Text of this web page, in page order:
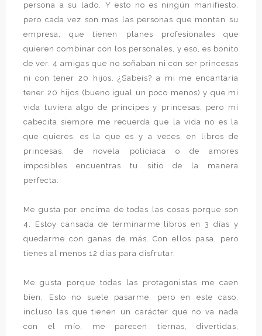
persona a su lado. Y esto no es ningún manifiesto,
pero cada vez son mas las personas que montan su
empresa, que tienen planes profesionales que
quieren combinar con los personales, y eso, es bonito
de ver. 4 amigas que no soñaban ni con ser princesas
ni con tener 20 hijos. ¿Sabeis? a mi me encantaría
tener 20 hijos (bueno igual un poco menos) y que mi
vida tuviera algo de príncipes y princesas, pero mi
cabecita siempre me recuerda que la vida no es la
que quieres, es la que es y a veces, en libros de
princesas, de novela policiaca o de amores
imposibles encuentras tu sitio de la manera
perfecta.
Me gusta por encima de todas las cosas porque son
4. Estoy cansada de terminarme libros en 3 días y
quedarme con ganas de más. Con ellos pasa, pero
tienes al menos 12 días para disfrutar.
Me gusta porque todas las protagonistas me caen
bien. Esto no suele pasarme, pero en este caso,
incluso las que tienen un carácter que no va nada
con el mío, me parecen tiernas, divertidas,